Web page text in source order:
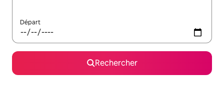
Départ
Rechercher